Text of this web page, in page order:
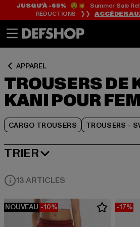
au
au
de
JUSQU’À -65%😲💥 Summer Sale
RÉDUCTIONS ❯❯ACCÉDER
APPAREL
TROUSERS DE
KANI POUR
CARGO TROUSERS TROUSERS -
au
de
TRIER
MEILLEURES VENTES
13 ARTICLES
NOUVEAU -10% -17%